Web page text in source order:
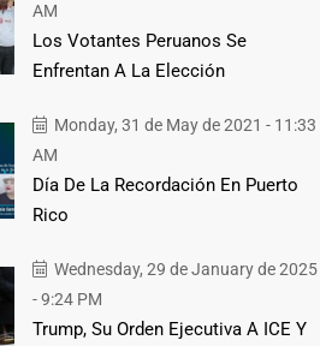
AM
Los Votantes Peruanos Se
Enfrentan A La Elección
Monday, 31 de May de 2021 - 11:33
AM
Día De La Recordación En Puerto
Rico
Wednesday, 29 de January de 2025
- 9:24 PM
Trump, Su Orden Ejecutiva A ICE Y